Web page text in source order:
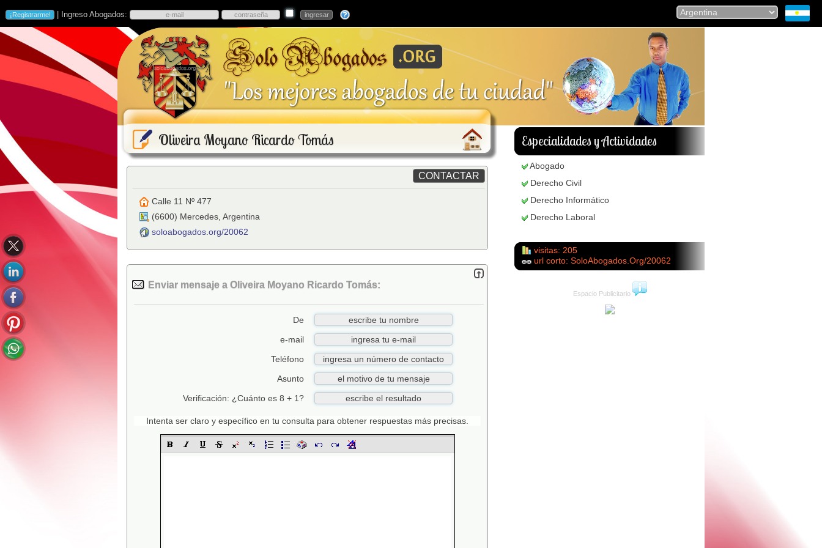
| Ingreso Abogados:
Oliveira Moyano Ricardo Tomás Especialidades y Actividades
Calle 11 Nº 477
(6600) Mercedes Argentina
soloabogados.org/20062
Enviar mensaje a Oliveira Moyano Ricardo Tomás:
De
e-mail
Teléfono
Asunto
Verificación: ¿Cuánto es 8 + 1?
Intenta ser claro y específico en tu consulta para obtener respuestas más precisas.
Abogado
Derecho Civil
Derecho Informático
Derecho Laboral
visitas: 205
url corto: SoloAbogados.Org/20062
Espacio Publicitario